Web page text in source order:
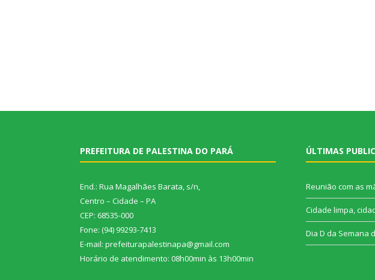
PREFEITURA DE PALESTINA DO PARÁ
End.: Rua Magalhães Barata, s/n,
Centro – Cidade – PA
CEP: 68535-000
Fone: (94) 99293-7413
E-mail: prefeiturapalestinapa@gmail.com
Horário de atendimento: 08h00min às 13h00min
ÚLTIMAS
Reunião com as
Cidade limpa,
Dia D da Semana